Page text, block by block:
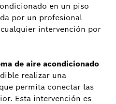
en un piso
por un profesional
intervención por
de aire acondicionado
realizar una
permita conectar las
Esta intervención es